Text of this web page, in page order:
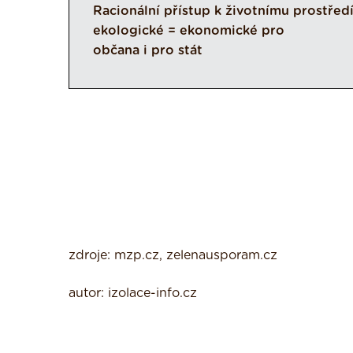
Racionální přístup k životnímu
ekologické = ekonomické pro
občana i pro stát
zdroje: mzp.cz, zelenausporam.cz
autor: izolace-info.cz